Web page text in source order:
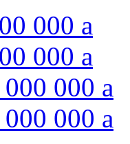
000 a
000 a
000 000 a
000 000 a